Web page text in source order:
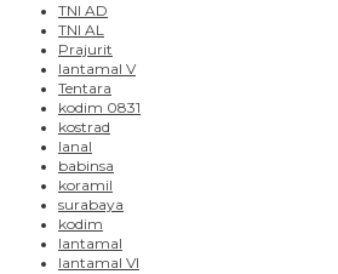
TNI AD
TNI AL
Prajurit
lantamal V
Tentara
kodim 0831
kostrad
lanal
babinsa
koramil
surabaya
kodim
lantamal
lantamal VI